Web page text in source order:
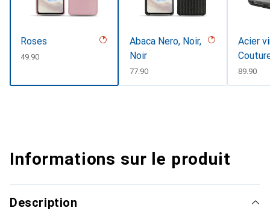
Roses
CHF
49.90
Abaca Nero, Noir,
Noir
CHF
77.90
Acier
CHF
89.90
Informations sur le produit
Description